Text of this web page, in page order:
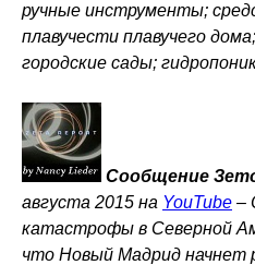
ручные инструменты;
плавучести плавучего
городские сады;
Сообщение
августа 2015 на YouTube –
катастрофы в Северной
что Новый Мадрид начнет